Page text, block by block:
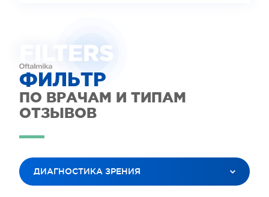
FILTERS
ФИЛЬТР
ПО ВРАЧАМ И ТИПАМ
ОТЗЫВОВ
ДИАГНОСТИКА ЗРЕНИЯ